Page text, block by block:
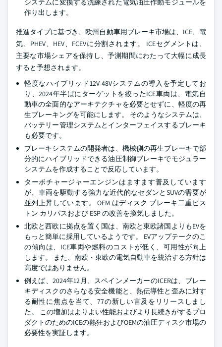
システムに変換する洗練された電気油圧作動モジュールを
作り出します。
推進タイプに基づき、欧州自動車用ブレーキ市場は、ICE、電
気、PHEV、HEV、FCEVに分割されます。 ICEセグメントは、
主要な市場シェアを保持し、予測期間にわたって大幅に成長
すると予想されます。
軽度なハイブリッド12V-48Vシステムの導入を予定してお
り、2024年半ばにターゲットを絞ったICE車両は、電気自
動車の全面的なアーキテクチャを必要とせずに、軽度の再
生ブレーキングを可能にします。 そのようなシステムは、
バッテリー管理システムとインターフェイスするブレーキ
も必要です。
ブレーキシステムの開発者は、機械側の再生ブレーキで部
分的にハイブリッドできる油圧制御ブレーキでモジュラー
システムを作成することで反応しています。
ターボチャージャーエンジンはますます普及しています
が、車両を駆動する強力な近代的なセダンとSUVの需要が
並列上昇しています。
OEM はディスク ブレーキ二重ピス
トン カリパスおよび ESP の改善を換気しました。
北欧と西欧に拠点を置く国は、南欧と東欧諸国よりもEVを
もっと簡単に採用しているようです。 EVアップテークのこ
の傾向は、ICE車両や燃料のコストが低く、可用性が向上
します。 また、南欧・東欧の電気自動車を統治する方針は
高度ではありません。
例えば、2024年12月、スペインメーカーのICERは、ブレー
キディスクのさらなる安全機能と、熱伝導性と歪みに対す
る耐性に焦点を当て、77の新しい言及をリリースしまし
た。 この増加はよりよい性能およびより長続きがするプロ
ダクトのためのICEの熱狂およびOEMの油圧ディスク市場の
必要性を実証します。